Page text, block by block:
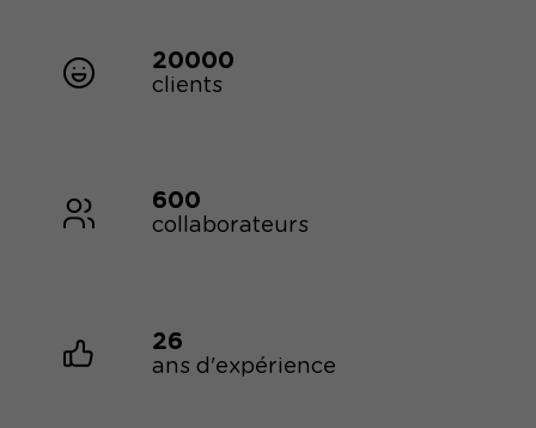
20000
clients
600
collaborateurs
26
ans d'expérience